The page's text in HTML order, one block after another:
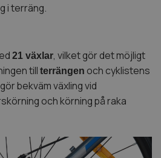
i terräng.
21 växlar, vilket gör det möjligt
till terrängen och cyklistens
bekväm växling vid
och körning på raka